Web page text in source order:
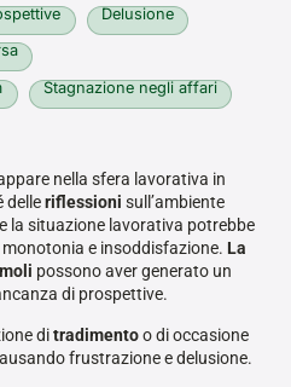
Delusione
Stagnazione negli affari
nella sfera lavorativa in
delleriflessioni sull’ambiente
la situazione lavorativa potrebbe
e insoddisfazione. La
possono aver generato un
di prospettive.
ditradimentoo di occasione
frustrazione e delusione.